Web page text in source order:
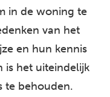
in de woning te
van het
en hun kennis
is het uiteindelijk
te behouden.